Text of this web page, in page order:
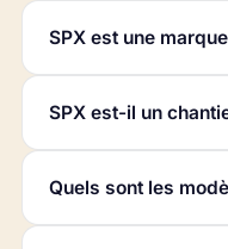
SPX est une
SPX est-il un
Quels sont les